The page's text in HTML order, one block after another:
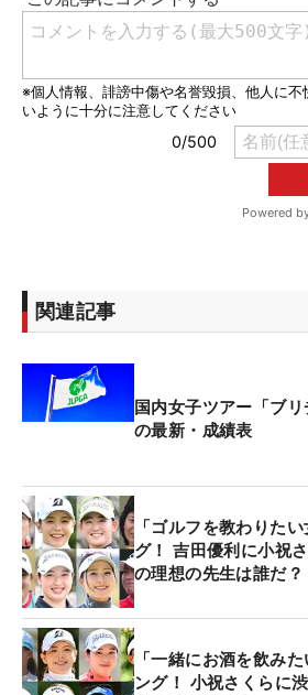
関連記事
国内女子ツアー「ブリ
の最新・成績表
「ゴルフを教わりた
グ！ 吉田優利に小祝
の理想の先生は誰だ？
「一緒にお酒を飲み
ング！ 小祝さくらに